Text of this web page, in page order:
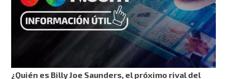
¿Quién es Billy Joe Saunders, el próximo rival del